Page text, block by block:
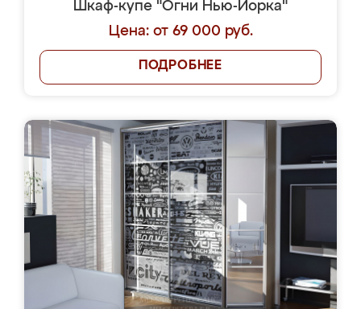
Шкаф-купе "Огни Нью-Йорка"
Цена: от 69 000 руб.
ПОДРОБНЕЕ